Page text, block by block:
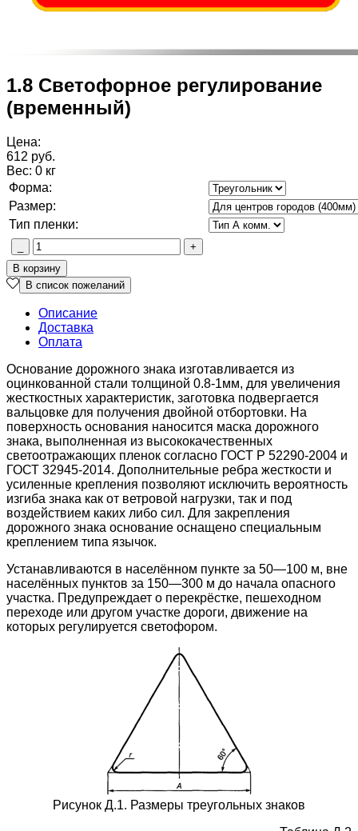
1.8 Светофорное регулирование
(временный)
Цена:
612 руб.
Вес: 0 кг
Форма:
Размер:
Тип пленки:
Описание
Доставка
Оплата
Основание дорожного знака изготавливается из
оцинкованной стали толщиной 0.8-1мм, для увеличения
жесткостных характеристик, заготовка подвергается
вальцовке для получения двойной отбортовки. На
поверхность основания наносится маска дорожного
знака, выполненная из высококачественных
светоотражающих пленок согласно ГОСТ Р 52290-2004 и
ГОСТ 32945-2014. Дополнительные ребра жесткости и
усиленные крепления позволяют исключить вероятность
изгиба знака как от ветровой нагрузки, так и под
воздействием каких либо сил. Для закрепления
дорожного знака основание оснащено специальным
креплением типа язычок.
Устанавливаются в населённом пункте за 50—100 м, вне
населённых пунктов за 150—300 м до начала опасного
участка. Предупреждает о перекрёстке, пешеходном
переходе или другом участке дороги, движение на
которых регулируется светофором.
Рисунок Д.1. Размеры треугольных знаков